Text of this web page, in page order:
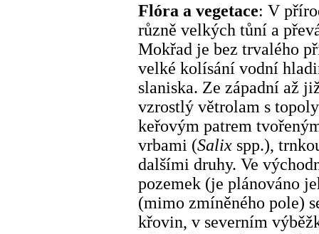
Flóra a vegetace: V
různě velkých tůní a
Mokřad je bez trvalého
velké kolísání vodní
slaniska. Ze západní až
vzrostlý větrolam s
keřovým patrem
vrbami (Salix spp.),
dalšími druhy. Ve
pozemek (je plánováno
(mimo zmíněného pole)
křovin, v severním